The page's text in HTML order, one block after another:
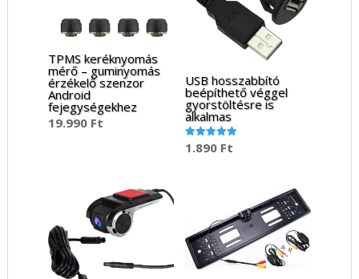
TPMS keréknyomás
mérő – guminyomás
érzékelő szenzor
Android
fejegységekhez
19.990 Ft
USB hosszabbító
beépíthető véggel
gyorstöltésre is
alkalmas
Értékelés:
5.00
1.890 Ft